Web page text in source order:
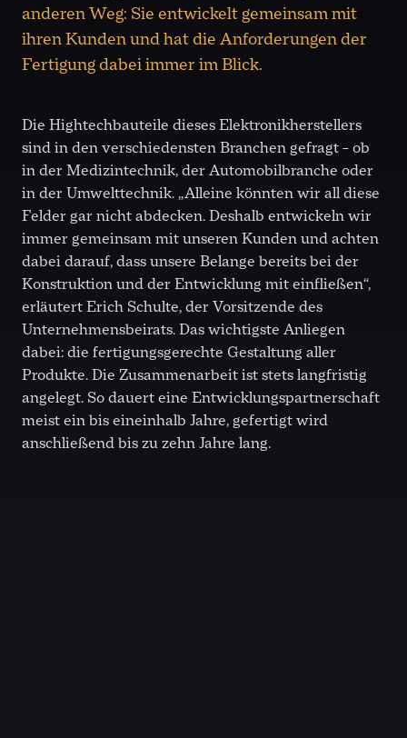
anderen Weg: Sie entwickelt gemeinsam mit
ihren Kunden und hat die Anforderungen der
Fertigung dabei immer im Blick.
Die Hightechbauteile dieses Elektronikherstellers
sind in den verschiedensten Branchen gefragt – ob
in der Medizintechnik, der Automobilbranche oder
in der Umwelttechnik. „Alleine könnten wir all diese
Felder gar nicht abdecken. Deshalb entwickeln wir
immer gemeinsam mit unseren Kunden und achten
dabei darauf, dass unsere Belange bereits bei der
Konstruktion und der Entwicklung mit einfließen“,
erläutert Erich Schulte, der Vorsitzende des
Unternehmensbeirats. Das wichtigste Anliegen
dabei: die fertigungsgerechte Gestaltung aller
Produkte. Die Zusammenarbeit ist stets langfristig
angelegt. So dauert eine Entwicklungspartnerschaft
meist ein bis eineinhalb Jahre, gefertigt wird
anschließend bis zu zehn Jahre lang.